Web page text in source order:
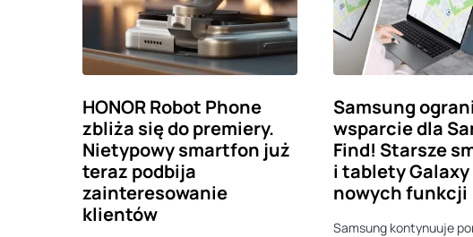
HONOR Robot Phone
zbliża się do premiery.
Nietypowy smartfon już
teraz podbija
zainteresowanie
klientów
Samsung
wsparcie dla
Find! Starsze
i tablety Galaxy
nowych funkcji
Samsung kontynuuje